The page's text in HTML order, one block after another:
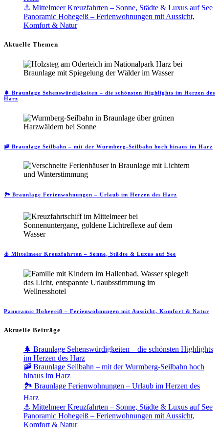
⚓ Mittelmeer Kreuzfahrten – Sonne, Städte & Luxus auf See
Panoramic Hohegeiß – Ferienwohnungen mit Aussicht,
Komfort & Natur
Aktuelle Themen
🌲 Braunlage Sehenswürdigkeiten – die schönsten Highlights im Herzen des
Harz
🚠 Braunlage Seilbahn – mit der Wurmberg-Seilbahn hoch hinaus im Harz
🏞️ Braunlage Ferienwohnungen – Urlaub im Herzen des Harz
⚓ Mittelmeer Kreuzfahrten – Sonne, Städte & Luxus auf See
Panoramic Hohegeiß – Ferienwohnungen mit Aussicht, Komfort & Natur
Aktuelle Beiträge
🌲 Braunlage Sehenswürdigkeiten – die schönsten Highlights
im Herzen des Harz
🚠 Braunlage Seilbahn – mit der Wurmberg-Seilbahn hoch
hinaus im Harz
🏞️ Braunlage Ferienwohnungen – Urlaub im Herzen des
Harz
⚓ Mittelmeer Kreuzfahrten – Sonne, Städte & Luxus auf See
Panoramic Hohegeiß – Ferienwohnungen mit Aussicht,
Komfort & Natur